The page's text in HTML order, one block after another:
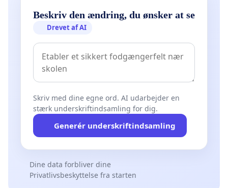
Beskriv den ændring, du ønsker at se
Drevet af AI
Skriv med dine egne ord. AI udarbejder en
stærk underskriftindsamling for dig.
Generér underskriftindsamling
Dine data forbliver dine
Privatlivsbeskyttelse fra starten